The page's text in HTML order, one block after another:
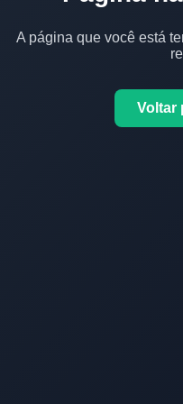
A página que você está
Voltar